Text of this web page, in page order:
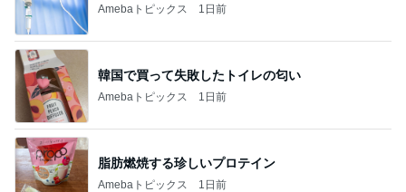
Amebaトピックス 1日前
韓国で買って失敗したトイレの匂い
Amebaトピックス 1日前
脂肪燃焼する珍しいプロテイン
Amebaトピックス 1日前